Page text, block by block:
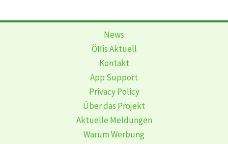
News
Öffis Aktuell
Kontakt
App Support
Privacy Policy
Über das Projekt
Aktuelle Meldungen
Warum Werbung